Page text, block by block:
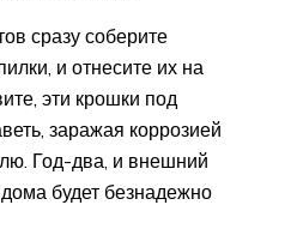
сразу соберите
и отнесите их на
эти крошки под
заражая коррозией
Год-два, и внешний
будет безнадежно